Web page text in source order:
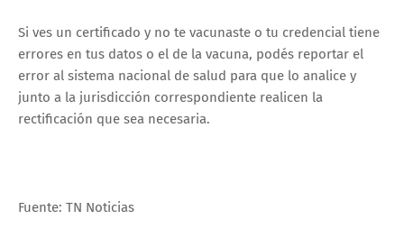
Si ves un certificado y no te vacunaste o tu credencial tiene
errores en tus datos o el de la vacuna, podés reportar el
error al sistema nacional de salud para que lo analice y
junto a la jurisdicción correspondiente realicen la
rectificación que sea necesaria.
Fuente: TN Noticias